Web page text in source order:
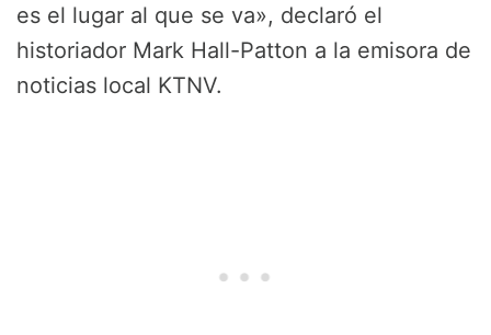
es el lugar al que se va», declaró el
historiador Mark Hall-Patton a la emisora de
noticias local KTNV.